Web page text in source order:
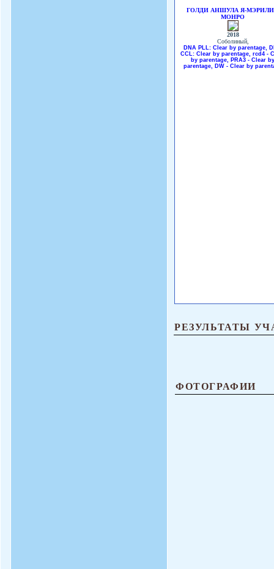
ГОЛДИ АНШУЛА Я-
МОНРО
2018
Соболиный,
DNA PLL: Clear by parentage,
CCL: Clear by parentage, rcd4 -
by parentage, PRA3 - Clear
parentage, DW - Clear by
РЕЗУЛЬТАТЫ
ФОТОГРАФИИ